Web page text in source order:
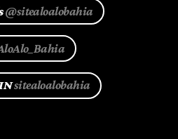
@sitealoalobahia
sitealoalobahia